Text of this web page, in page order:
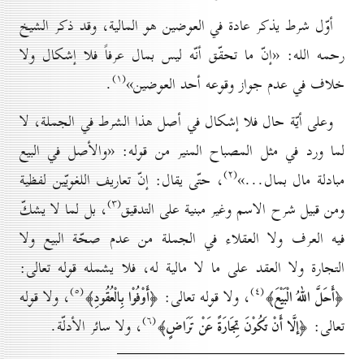
أوّل شرط يذكر عادة في العوضين هو المالية، وقد ذكر الشيخ
رحمه الله: «إنّ ما تحقّق أنّه ليس بمال عرفاً فلا إشكال ولا
خلاف في عدم جواز وقوعه أحد العوضين»(۱) .
وعلى أيّة حال فلا إشكال في أصل هذا الشرط في الجملة، لا
لما ورد في مثل المصباح المنير من قوله: «والأصل في البيع
مبادلة مال بمال...»(۲) ، حتّى يقال: إنّ تعاريف اللغويّين لفظية
ومن قبيل شرح الاسم وغير مبنية على التدقيق(۳) ، بل لما لا يشكّ
فيه العرف ولا العقلاء في الجملة من عدم صحّة البيع ولا
التجارة ولا العقد على ما لا مالية له، فلا يشمله قوله تعالى:
﴿أَحَلَّ اللّٰهُ الْبَيْعَ﴾(٤) ، ولا قوله تعالى: ﴿أَوْفُوْا بِالْعُقُودِ﴾(٥) ، ولا قوله
تعالى: ﴿إلَّا أَنْ تَكُوْنَ تِجَارَةً عَنْ تَرَاضٍ﴾(٦) ، ولا سائر الأدلّة.